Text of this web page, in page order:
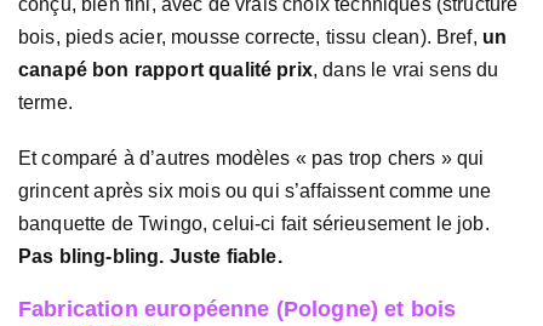
conçu, bien fini, avec de vrais choix techniques (structure
bois, pieds acier, mousse correcte, tissu clean). Bref, un
canapé bon rapport qualité prix, dans le vrai sens du
terme.
Et comparé à d’autres modèles « pas trop chers » qui
grincent après six mois ou qui s’affaissent comme une
banquette de Twingo, celui-ci fait sérieusement le job.
Pas bling-bling. Juste fiable.
Fabrication européenne (Pologne) et bois